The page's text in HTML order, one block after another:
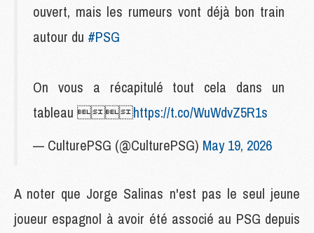
ouvert, mais les rumeurs vont déjà bon train
autour du #PSG
On vous a récapitulé tout cela dans un
tableau https://t.co/WuWdvZ5R1s
— CulturePSG (@CulturePSG) May 19, 2026
A noter que Jorge Salinas n'est pas le seul jeune
joueur espagnol à avoir été associé au PSG depuis